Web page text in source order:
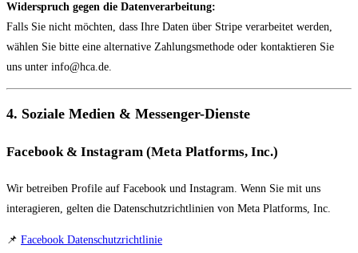
Widerspruch gegen die Datenverarbeitung:
Falls Sie nicht möchten, dass Ihre Daten über Stripe verarbeitet werden,
wählen Sie bitte eine alternative Zahlungsmethode oder kontaktieren Sie
uns unter info@hca.de.
4. Soziale Medien & Messenger-Dienste
Facebook & Instagram (Meta Platforms, Inc.)
Wir betreiben Profile auf Facebook und Instagram. Wenn Sie mit uns
interagieren, gelten die Datenschutzrichtlinien von Meta Platforms, Inc.
📌 Facebook Datenschutzrichtlinie